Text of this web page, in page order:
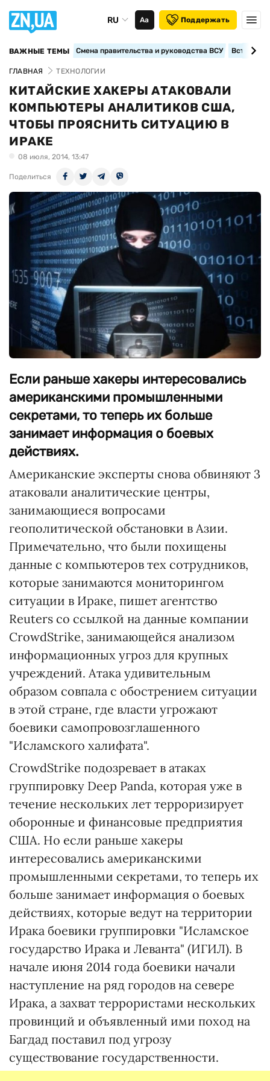
RU Аа Поддержать
ВАЖНЫЕ ТЕМЫ Смена правительства и руководства ВСУ
ГЛАВНАЯ ТЕХНОЛОГИИ
КИТАЙСКИЕ ХАКЕРЫ АТАКОВАЛИ
КОМПЬЮТЕРЫ АНАЛИТИКОВ США,
ЧТОБЫ ПРОЯСНИТЬ СИТУАЦИЮ В
ИРАКЕ
08 июля, 2014, 13:47
Поделиться
Если раньше хакеры интересовались
американскими промышленными
секретами, то теперь их больше
занимает информация о боевых
действиях.
Американские эксперты снова обвиняют 3
атаковали аналитические центры,
занимающиеся вопросами
геополитической обстановки в Азии.
Примечательно, что были похищены
данные с компьютеров тех сотрудников,
которые занимаются мониторингом
ситуации в Ираке, пишет агентство
Reuters со ссылкой на данные компании
CrowdStrike, занимающейся анализом
информационных угроз для крупных
учреждений. Атака удивительным
образом совпала с обострением ситуации
в этой стране, где власти угрожают
боевики самопровозглашенного
"Исламского халифата".
CrowdStrike подозревает в атаках
группировку Deep Panda, которая уже в
течение нескольких лет терроризирует
оборонные и финансовые предприятия
США. Но если раньше хакеры
интересовались американскими
промышленными секретами, то теперь их
больше занимает информация о боевых
действиях, которые ведут на территории
Ирака боевики группировки "Исламское
государство Ирака и Леванта" (ИГИЛ). В
начале июня 2014 года боевики начали
наступление на ряд городов на севере
Ирака, а захват террористами нескольких
провинций и объявленный ими поход на
Багдад поставил под угрозу
существование государственности.